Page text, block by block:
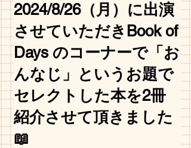
2024/8/26（月）に出演
させていただきBook of
Days のコーナーで「お
んなじ」というお題で
セレクトした本を2冊
紹介させて頂きました
📖